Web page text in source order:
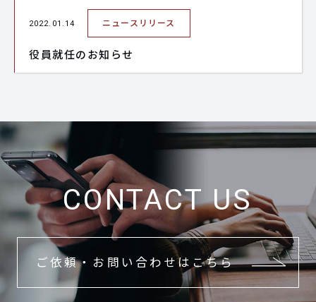
2022.01.14 ニュースリリース
役員就任のお知らせ
CONTACT US
ご依頼・お問い合わせはこちら